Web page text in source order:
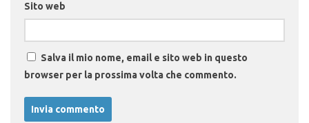
Sito web
Salva il mio nome, email e sito web in questo
browser per la prossima volta che commento.